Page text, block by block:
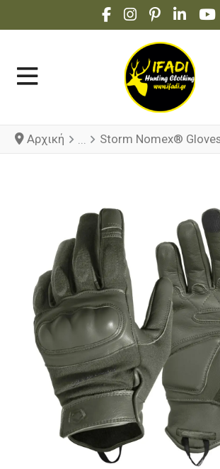
FACEBOOK SOCIAL
INSTAGRAM
PINTEREST
Αρχική Storm Nomex®